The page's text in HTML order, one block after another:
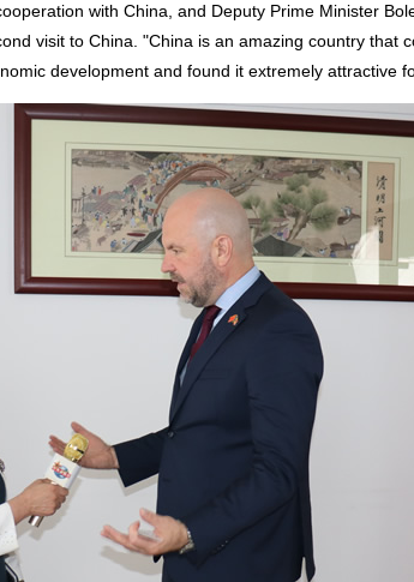
with China, and Deputy Prime Minister
visit to China. "China is an amazing country that
development and found it extremely attractive